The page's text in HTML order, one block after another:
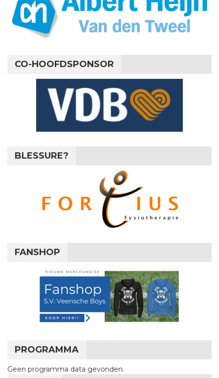
CO-HOOFDSPONSOR
BLESSURE?
FANSHOP
PROGRAMMA
Geen programma data gevonden.